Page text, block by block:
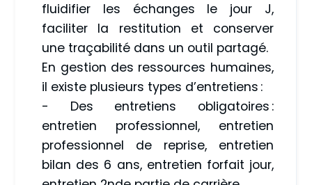
fluidifier les échanges le jour J,
faciliter la restitution et conserver
une traçabilité dans un outil partagé.
En gestion des ressources humaines,
il existe plusieurs types d’entretiens :
- Des entretiens obligatoires :
entretien professionnel, entretien
professionnel de reprise, entretien
bilan des 6 ans, entretien forfait jour,